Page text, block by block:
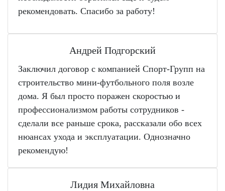
рекомендовать. Спасибо за работу!
Андрей Подгорский
Заключил договор с компанией Спорт-Групп на
строительство мини-футбольного поля возле
дома. Я был просто поражен скоростью и
профессионализмом работы сотрудников -
сделали все раньше срока, рассказали обо всех
нюансах ухода и эксплуатации. Однозначно
рекомендую!
Лидия Михайловна